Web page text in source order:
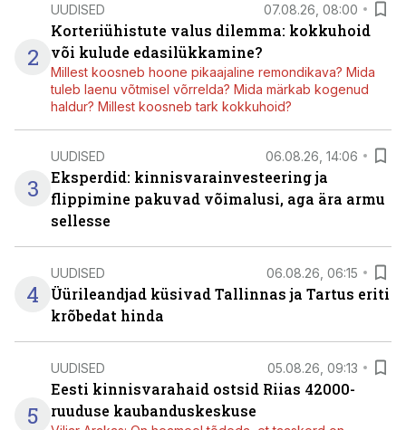
2
UUDISED 07.08.26, 08:00
Korteriühistute valus dilemma: kokkuhoid
või kulude edasilükkamine?
Millest koosneb hoone pikaajaline remondikava? Mida
tuleb laenu võtmisel võrrelda? Mida märkab kogenud
haldur? Millest koosneb tark kokkuhoid?
3
UUDISED 06.08.26, 14:06
Eksperdid: kinnisvarainvesteering ja
flippimine pakuvad võimalusi, aga ära armu
sellesse
4
UUDISED 06.08.26, 06:15
Üürileandjad küsivad Tallinnas ja Tartus eriti
krõbedat hinda
5
UUDISED 05.08.26, 09:13
Eesti kinnisvarahaid ostsid Riias 42000-
ruuduse kaubanduskeskuse